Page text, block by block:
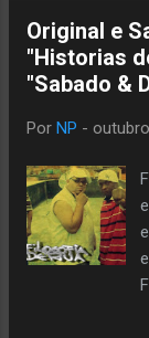
Original e
"Historias
"Sabado &
Por NP -